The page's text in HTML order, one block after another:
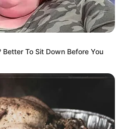
Better To Sit Down Before You